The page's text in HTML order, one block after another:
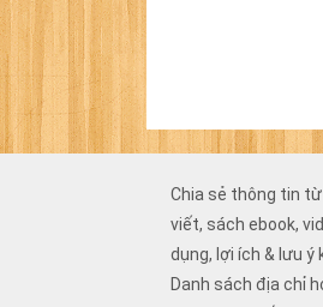
Chia sẻ thông tin từ
viết, sách ebook,
dụng, lợi ích & lưu ý
Danh sách địa chỉ